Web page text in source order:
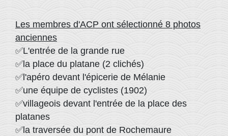
Les membres d'ACP ont sélectionné 8 photos
anciennes
✅L'entrée de la grande rue
✅la place du platane (2 clichés)
✅l'apéro devant l'épicerie de Mélanie
✅une équipe de cyclistes (1902)
✅villageois devant l'entrée de la place des
platanes
✅la traversée du pont de Rochemaure